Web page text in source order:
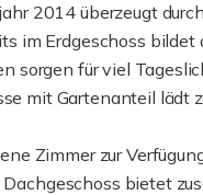
2014 überzeugt
im Erdgeschoss
sorgen für viel
mit Gartenanteil lädt
Zimmer zur
bietet